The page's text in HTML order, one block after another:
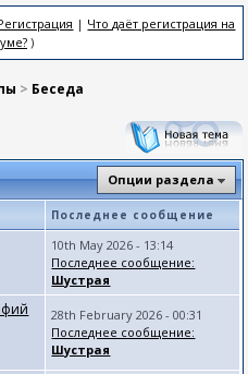
| Что даёт регистрация на
)
> Беседа
Опции раздела
Последнее сообщение
10th May 2026 - 13:14
Последнее сообщение:
Шустрая
28th February 2026 - 00:31
Последнее сообщение:
Шустрая